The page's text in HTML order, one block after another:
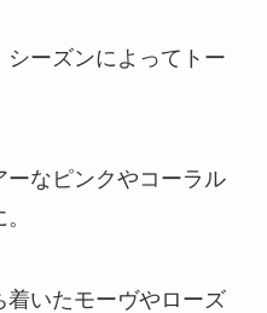
ーズンによってトー
なピンクやコーラル
いたモーヴやローズ